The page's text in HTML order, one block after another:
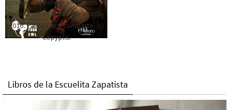
publica este folleto del Centro de
Medios Libres. Esta es la edición
2016. Para rolar y compartir. (c)
Copyplis.
Libros de la Escuelita Zapatista